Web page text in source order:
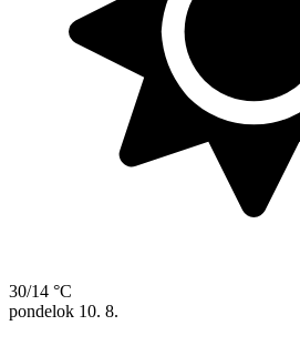
30/14 °C
pondelok 10. 8.